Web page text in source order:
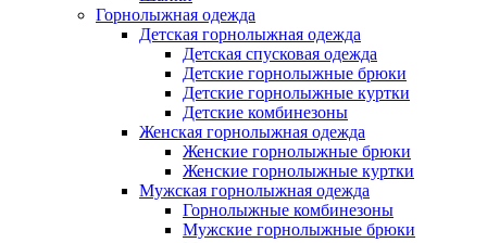
Горнолыжная одежда
Детская горнолыжная одежда
Детская спусковая одежда
Детские горнолыжные брюки
Детские горнолыжные куртки
Детские комбинезоны
Женская горнолыжная одежда
Женские горнолыжные брюки
Женские горнолыжные куртки
Мужская горнолыжная одежда
Горнолыжные комбинезоны
Мужские горнолыжные брюки